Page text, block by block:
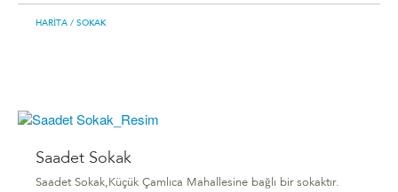
HARITA / SOKAK
Saadet Sokak
Saadet Sokak,Küçük Çamlıca Mahallesine bağlı bir sokaktır.